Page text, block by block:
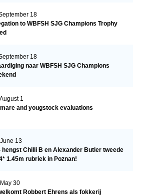
18
to WBFSH SJG Champions Trophy
18
naar WBFSH SJG Champions
1
and yougstock evaluations
13
hengst Chilli B en Alexander Butler tweede
1.45m rubriek in Poznan!
30
Robbert Ehrens als fokkerij